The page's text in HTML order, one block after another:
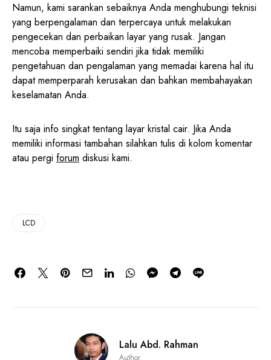
Namun, kami sarankan sebaiknya Anda menghubungi teknisi
yang berpengalaman dan terpercaya untuk melakukan
pengecekan dan perbaikan layar yang rusak. Jangan
mencoba memperbaiki sendiri jika tidak memiliki
pengetahuan dan pengalaman yang memadai karena hal itu
dapat memperparah kerusakan dan bahkan membahayakan
keselamatan Anda.
Itu saja info singkat tentang layar kristal cair. Jika Anda
memiliki informasi tambahan silahkan tulis di kolom komentar
atau pergi forum diskusi kami.
LCD
Lalu Abd. Rahman
Author